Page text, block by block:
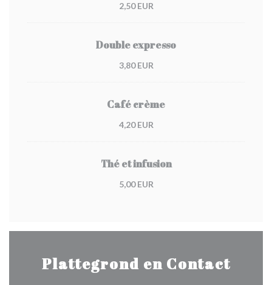
2,50 EUR
Double expresso
3,80 EUR
Café crème
4,20 EUR
Thé et infusion
5,00 EUR
Plattegrond en Contact